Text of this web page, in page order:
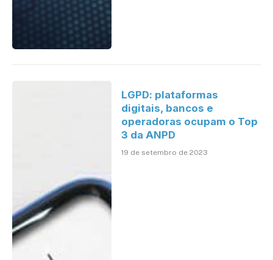
LGPD: plataformas
digitais, bancos e
operadoras ocupam o Top
3 da ANPD
19 de setembro de 2023